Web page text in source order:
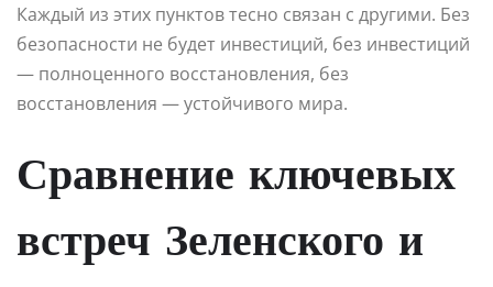
Каждый из этих пунктов тесно связан с другими. Без
безопасности не будет инвестиций, без инвестиций
— полноценного восстановления, без
восстановления — устойчивого мира.
Сравнение ключевых
встреч Зеленского и